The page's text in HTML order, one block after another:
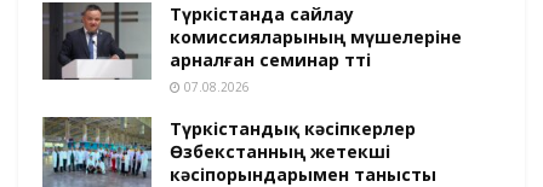
Түркістанда сайлау
комиссияларының мүшелеріне
арналған семинар өтті
07.08.2026
Түркістандық кәсіпкерлер
Өзбекстанның жетекші
кәсіпорындарымен танысты